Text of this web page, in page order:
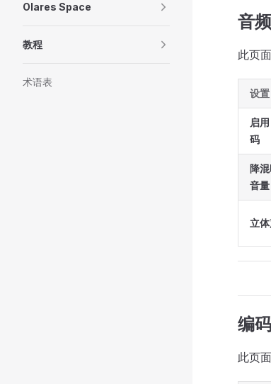
Olares Space
教程
术语表
音
此页
设置
启
码
降
音量
立
编
此页